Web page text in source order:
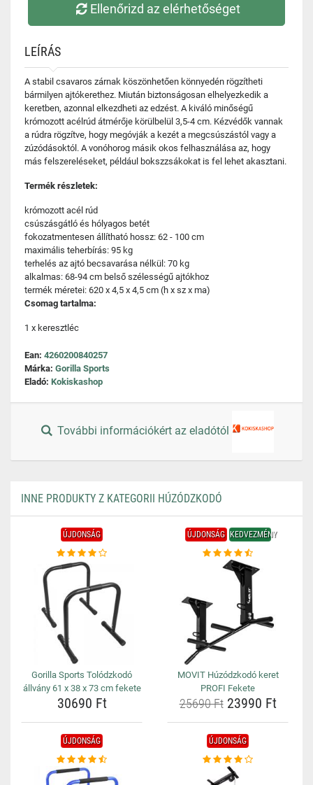
Ellenőrizd az elérhetőséget
LEÍRÁS
A stabil csavaros zárnak köszönhetően könnyedén rögzítheti
bármilyen ajtókerethez. Miután biztonságosan elhelyezkedik a
keretben, azonnal elkezdheti az edzést. A kiváló minőségű
krómozott acélrúd átmérője körülbelül 3,5-4 cm. Kézvédők vannak
a rúdra rögzítve, hogy megóvják a kezét a megcsúszástól vagy a
zúzódásoktól. A vonóhorog másik okos felhasználása az, hogy
más felszereléseket, például bokszzsákokat is fel lehet akasztani.
Termék részletek:
krómozott acél rúd
csúszásgátló és hólyagos betét
fokozatmentesen állítható hossz: 62 - 100 cm
maximális teherbírás: 95 kg
terhelés az ajtó becsavarása nélkül: 70 kg
alkalmas: 68-94 cm belső szélességű ajtókhoz
termék méretei: 620 x 4,5 x 4,5 cm (h x sz x ma)
Csomag tartalma:
1 x keresztléc
Ean: 4260200840257
Márka: Gorilla Sports
Eladó: Kokiskashop
További információkért az eladótól
INNE PRODUKTY Z KATEGORII HÚZÓDZKODÓ
ÚJDONSÁG
Gorilla Sports Tolódzkodó
állvány 61 x 38 x 73 cm fekete
30690 Ft
ÚJDONSÁG KEDVEZMÉNY
MOVIT Húzódzkodó keret
PROFI Fekete
25690 Ft23990 Ft
ÚJDONSÁG ÚJDONSÁG